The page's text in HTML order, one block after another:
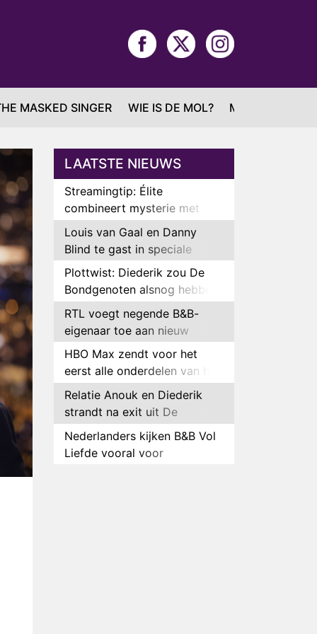
MASKED SINGER WIE IS DE MOL? MAFS
LAATSTE NIEUWS
Streamingtip: Élite
combineert mysterie met
romantie
Louis van Gaal en Danny
Blind te gast in speciale
aflevering van Tussen de
Palen
Plottwist: Diederik zou De
Bondgenoten alsnog hebben
verlaten
RTL voegt negende B&B-
eigenaar toe aan nieuw
seizoen B&B Vol Liefde
HBO Max zendt voor het
eerst alle onderdelen van het
EK Atletiek uit
Relatie Anouk en Diederik
strandt na exit uit De
Bondgenoten
Nederlanders kijken B&B Vol
Liefde vooral voor